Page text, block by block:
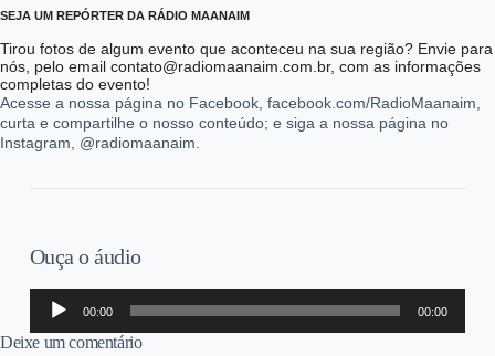
SEJA UM REPÓRTER DA RÁDIO MAANAIM
Tirou fotos de algum evento que aconteceu na sua região? Envie para
nós, pelo email contato@radiomaanaim.com.br, com as informações
completas do evento!
Acesse a nossa página no Facebook, facebook.com/RadioMaanaim,
curta e compartilhe o nosso conteúdo; e siga a nossa página no
Instagram, @radiomaanaim.
Ouça o áudio
Tocador
áudio
00:00 00:00
Deixe um comentário